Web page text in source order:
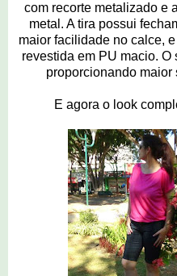
com recorte metalizado e
metal. A tira possui
maior facilidade no calce,
revestida em PU macio.
proporcionando maior
E agora o look